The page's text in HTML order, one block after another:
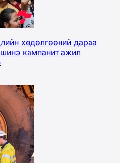
хөдөлгөөний дараа
кампанит ажил